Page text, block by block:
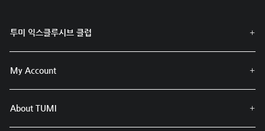
투미 익스클루시브 클럽
My Account
About TUMI